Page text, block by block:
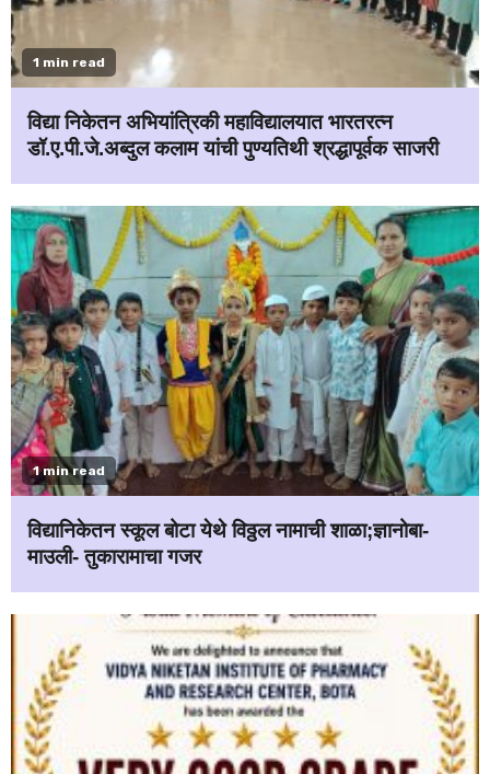
1 min read
विद्या निकेतन अभियांत्रिकी महाविद्यालयात भारतरत्न
डॉ.ए.पी.जे.अब्दुल कलाम यांची पुण्यतिथी श्रद्धापूर्वक साजरी
1 min read
विद्यानिकेतन स्कूल बोटा येथे विठ्ठल नामाची शाळा;ज्ञानोबा-
माउली- तुकारामाचा गजर